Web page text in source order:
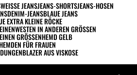
WEISSE JEANS JEANS-SHORTSJEANS-HOSEN
DENIM-JEANSBLAUE JEANS
EXTRA KLEINE RÖCKE
IN ANDEREN GRÖSSEN
GRÖSSEN HEMD GELB
FÜR FRAUEN
BLAZER AUS VISKOSE